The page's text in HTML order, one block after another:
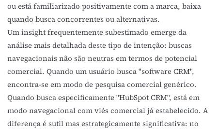
ou está familiarizado positivamente com a marca, baixa
quando busca concorrentes ou alternativas.
Um insight frequentemente subestimado emerge da
análise mais detalhada deste tipo de intenção: buscas
navegacionais não são neutras em termos de potencial
comercial. Quando um usuário busca "software CRM",
encontra-se em modo de pesquisa comercial genérico.
Quando busca especificamente "HubSpot CRM", está em
modo navegacional com viés comercial já estabelecido. A
diferença é sutil mas estrategicamente significativa: no